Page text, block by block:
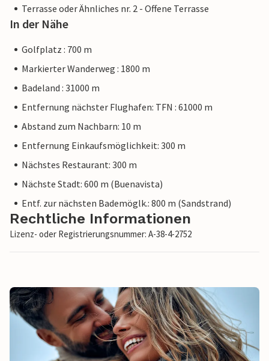
Terrasse oder Ähnliches nr. 2 - Offene Terrasse
In der Nähe
Golfplatz : 700 m
Markierter Wanderweg : 1800 m
Badeland : 31000 m
Entfernung nächster Flughafen: TFN : 61000 m
Abstand zum Nachbarn: 10 m
Entfernung Einkaufsmöglichkeit: 300 m
Nächstes Restaurant: 300 m
Nächste Stadt: 600 m (Buenavista)
Entf. zur nächsten Bademöglk.: 800 m (Sandstrand)
Rechtliche Informationen
Lizenz- oder Registrierungsnummer: A-38-4-2752